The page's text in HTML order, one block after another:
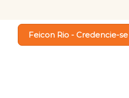
Feicon Rio - Credencie-se